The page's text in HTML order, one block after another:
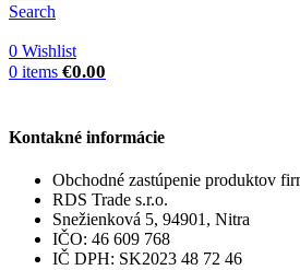
Search
0 Wishlist
0 items €0.00
Kontakné informácie
Obchodné zastúpenie produktov
RDS Trade s.r.o.
Snežienková 5, 94901, Nitra
IČO: 46 609 768
IČ DPH: SK2023 48 72 46